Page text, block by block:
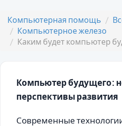
Компьютерная помощь
Компьютерное железо
Каким будет компьютер
Компьютер будущего:
перспективы развития
Современные